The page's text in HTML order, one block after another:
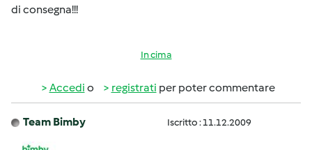
di consegna!!!
In cima
Accedi o registrati per poter commentare
Team Bimby Iscritto : 11.12.2009